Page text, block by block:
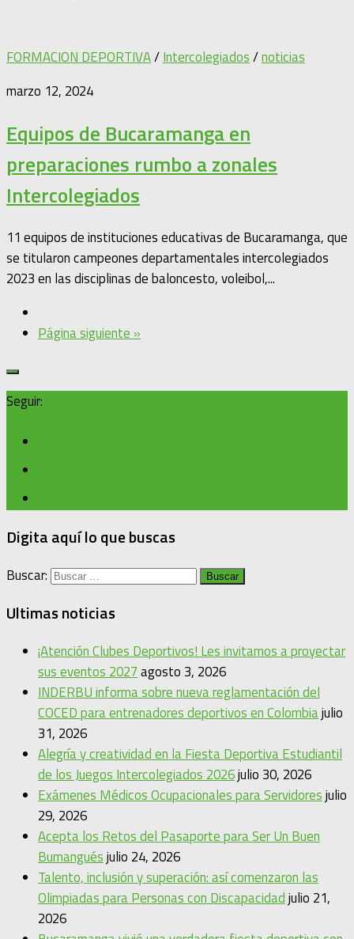
FORMACION DEPORTIVA/Intercolegiados/noticias
marzo 12, 2024
Equipos de Bucaramanga en
preparaciones rumbo a zonales
Intercolegiados
11 equipos de instituciones educativas de Bucaramanga, que
se titularon campeones departamentales intercolegiados
2023 en las disciplinas de baloncesto, voleibol,...
Página siguiente »
Seguir:
Digita aquí lo que buscas
Buscar:
Ultimas noticias
¡Atención Clubes Deportivos! Les invitamos a proyectar
sus eventos 2027agosto 3, 2026
INDERBU informa sobre nueva reglamentación del
COCED para entrenadores deportivos en Colombiajulio
31, 2026
Alegría y creatividad en la Fiesta Deportiva Estudiantil
de los Juegos Intercolegiados 2026julio 30, 2026
Exámenes Médicos Ocupacionales para Servidoresjulio
29, 2026
Acepta los Retos del Pasaporte para Ser Un Buen
Bumanguésjulio 24, 2026
Talento, inclusión y superación: así comenzaron las
Olimpiadas para Personas con Discapacidadjulio 21,
2026